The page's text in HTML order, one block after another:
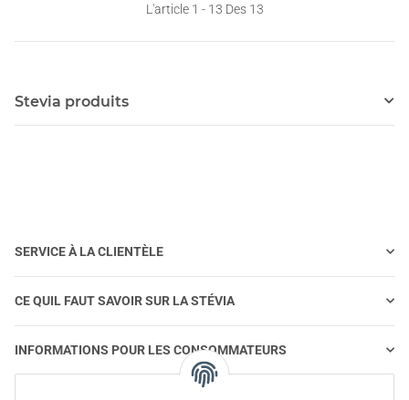
L'article 1 - 13 Des 13
Stevia produits
SERVICE À LA CLIENTÈLE
CE QUIL FAUT SAVOIR SUR LA STÉVIA
INFORMATIONS POUR LES CONSOMMATEURS